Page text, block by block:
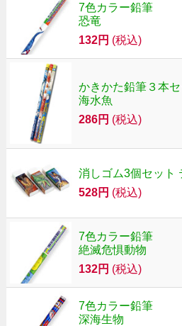
7色カラー鉛筆
恐竜
132円 (税込)
かきかた鉛筆３本セ
海水魚
286円 (税込)
消しゴム3個セット
528円 (税込)
7色カラー鉛筆
絶滅危惧動物
132円 (税込)
7色カラー鉛筆
深海生物